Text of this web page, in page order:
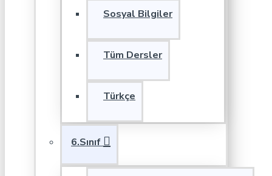
Sosyal Bilgiler
Tüm Dersler
Türkçe
6.Sınıf